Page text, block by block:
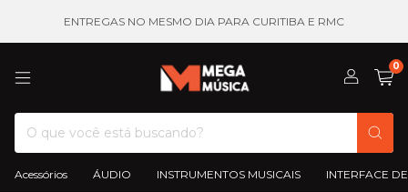
ENTREGAS NO MESMO DIA PARA CURITIBA E RMC
0
Acessórios ÁUDIO INSTRUMENTOS MUSICAIS INTERFACE